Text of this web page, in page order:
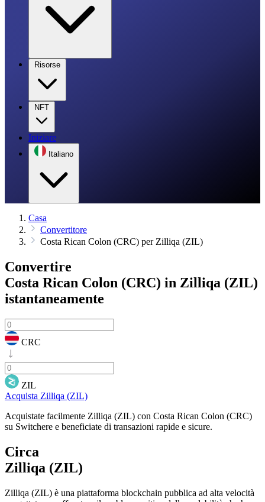
Risorse
NFT
Iniziare
Italiano
Casa
Convertitore
Costa Rican Colon (CRC) per Zilliqa (ZIL)
Convertire
Costa Rican Colon (CRC) in Zilliqa (ZIL)
istantaneamente
CRC
ZIL
Acquista Zilliqa (ZIL)
Acquistate facilmente Zilliqa (ZIL) con Costa Rican Colon (CRC)
su Switchere e beneficiate di transazioni rapide e sicure.
Circa
Zilliqa (ZIL)
Zilliqa (ZIL) è una piattaforma blockchain pubblica ad alta velocità